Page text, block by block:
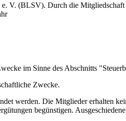
V. (BLSV). Durch die
im Sinne des Abschnitts
Zwecke.
werden. Die Mitglieder erhalten
begünstigen.